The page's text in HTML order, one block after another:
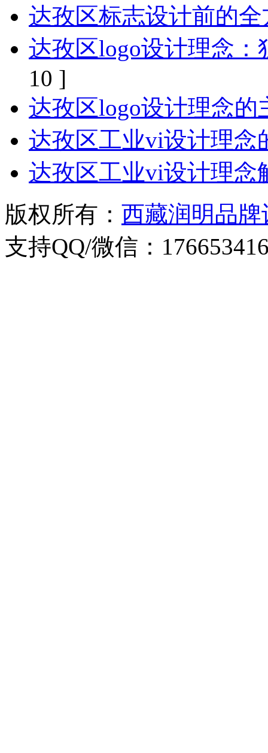
达孜区标志设计前的
达孜区logo设计理念
10 ]
达孜区logo设计理念的
达孜区工业vi设计理念
达孜区工业vi设计理念
版权所有： 西藏润明品
支持QQ/微信：